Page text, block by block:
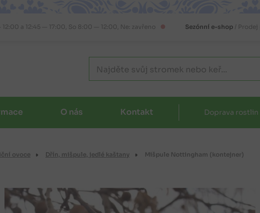
a 12:45 — 17:00, So 8:00 — 12:00, Ne: zavřeno Sezónní e-shop/ Prodej
O nás Kontakt Doprava rostlin
ovoce Dřín, mišpule, jedlé kaštany Mišpule Nottingham (kontejner)